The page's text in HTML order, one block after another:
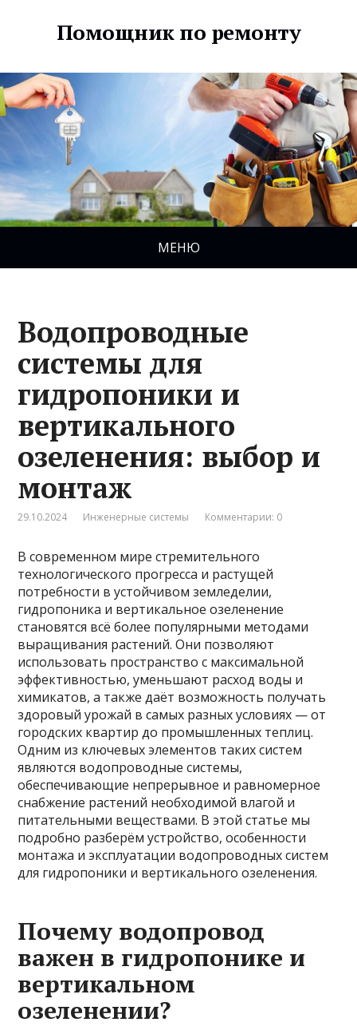
Помощник по ремонту
МЕНЮ
Водопроводные
системы для
гидропоники и
вертикального
озеленения: выбор и
монтаж
29.10.2024 Инженерные системы Комментарии: 0
В современном мире стремительного
технологического прогресса и растущей
потребности в устойчивом земледелии,
гидропоника и вертикальное озеленение
становятся всё более популярными методами
выращивания растений. Они позволяют
использовать пространство с максимальной
эффективностью, уменьшают расход воды и
химикатов, а также даёт возможность получать
здоровый урожай в самых разных условиях — от
городских квартир до промышленных теплиц.
Одним из ключевых элементов таких систем
являются водопроводные системы,
обеспечивающие непрерывное и равномерное
снабжение растений необходимой влагой и
питательными веществами. В этой статье мы
подробно разберём устройство, особенности
монтажа и эксплуатации водопроводных систем
для гидропоники и вертикального озеленения.
Почему водопровод
важен в гидропонике и
вертикальном
озеленении?